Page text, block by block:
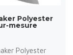
Polyester
mesure
Polyester